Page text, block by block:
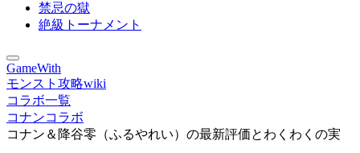
禁忌の獄
絶級トーナメント
GameWith
モンスト攻略wiki
コラボ一覧
コナンコラボ
コナン＆降谷零（ふるやれい）の最新評価とわくわくの実